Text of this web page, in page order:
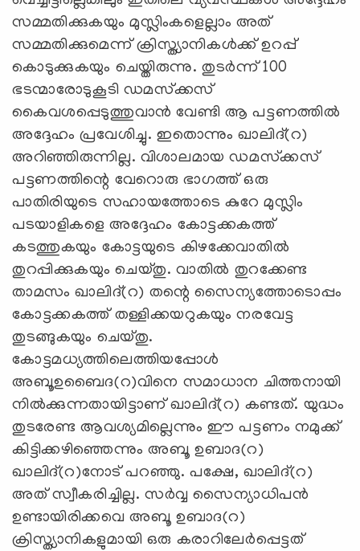
സമ്മതിക്കുകയും മുസ്ലിംകളെല്ലാം അത്
സമ്മതിക്കുമെന്ന് ക്രിസ്ത്യാനികള്‍ക്ക് ഉറപ്പ്
കൊടുക്കുകയും ചെയ്തിരുന്നു. തുടര്‍ന്ന് 100
ഭടന്മാരോടുകൂടി ഡമസ്‌ക്കസ്
കൈവശപ്പെടുത്തുവാന്‍ വേണ്ടി ആ പട്ടണത്തില്‍
അദ്ദേഹം പ്രവേശിച്ചു. ഇതൊന്നും ഖാലിദ്(റ)
അറിഞ്ഞിരുന്നില്ല. വിശാലമായ ഡമസ്‌ക്കസ്
പട്ടണത്തിന്റെ വേറൊരു ഭാഗത്ത് ഒരു
പാതിരിയുടെ സഹായത്തോടെ കുറേ മുസ്ലിം
പടയാളികളെ അദ്ദേഹം കോട്ടക്കകത്ത്
കടത്തുകയും കോട്ടയുടെ കിഴക്കേവാതില്‍
തുറപ്പിക്കുകയും ചെയ്തു. വാതില്‍ തുറക്കേണ്ട
താമസം ഖാലിദ്(റ) തന്റെ സൈന്യത്തോടൊപ്പം
കോട്ടക്കകത്ത് തള്ളിക്കയറുകയും നരവേട്ട
തുടങ്ങുകയും ചെയ്തു.
കോട്ടമധ്യത്തിലെത്തിയപ്പോള്‍
അബൂഉബൈദ(റ)വിനെ സമാധാന ചിത്തനായി
നില്‍ക്കുന്നതായിട്ടാണ് ഖാലിദ്(റ) കണ്ടത്. യുദ്ധം
തുടരേണ്ട ആവശ്യമില്ലെന്നും ഈ പട്ടണം നമുക്ക്
കിട്ടിക്കഴിഞ്ഞെന്നും അബൂ ഉബാദ(റ)
ഖാലിദ്(റ)നോട് പറഞ്ഞു. പക്ഷേ, ഖാലിദ്(റ)
അത് സ്വീകരിച്ചില്ല. സര്‍വ്വ സൈന്യാധിപന്‍
ഉണ്ടായിരിക്കവെ അബൂ ഉബാദ(റ)
ക്രിസ്ത്യാനികളുമായി ഒരു കരാറിലേര്‍പ്പെട്ടത്